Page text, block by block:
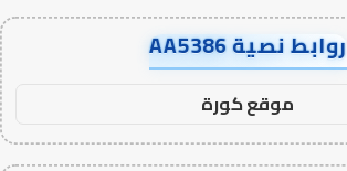
روابط نصية AA5386
موقع كورة